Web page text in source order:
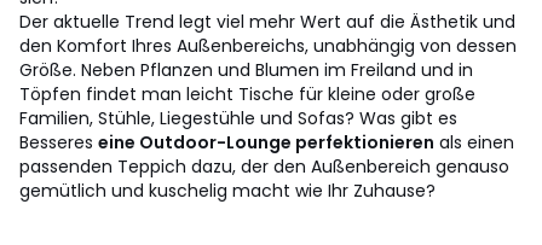
Der aktuelle Trend legt viel mehr Wert auf die Ästhetik und
den Komfort Ihres Außenbereichs, unabhängig von dessen
Größe. Neben Pflanzen und Blumen im Freiland und in
Töpfen findet man leicht Tische für kleine oder große
Familien, Stühle, Liegestühle und Sofas? Was gibt es
Besseres eine Outdoor-Lounge perfektionieren als einen
passenden Teppich dazu, der den Außenbereich genauso
gemütlich und kuschelig macht wie Ihr Zuhause?